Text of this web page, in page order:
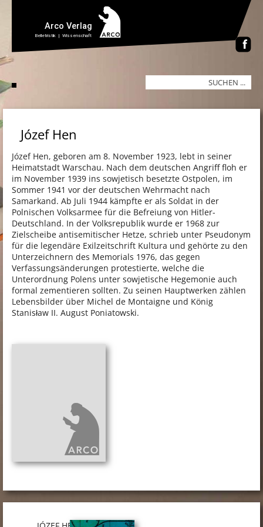
Józef Hen
Józef Hen, geboren am 8. November 1923, lebt in seiner
Heimatstadt Warschau. Nach dem deutschen Angriff floh er
im November 1939 ins sowjetisch besetzte Ostpolen, im
Sommer 1941 vor der deutschen Wehrmacht nach
Samarkand. Ab Juli 1944 kämpfte er als Soldat in der
Polnischen Volksarmee für die Befreiung von Hitler-
Deutschland. In der Volksrepublik wurde er 1968 zur
Zielscheibe antisemitischer Hetze, schrieb unter Pseudonym
für die legendäre Exilzeitschrift Kultura und gehörte zu den
Unterzeichnern des Memorials 1976, das gegen
Verfassungsänderungen protestierte, welche die
Unterordnung Polens unter sowjetische Hegemonie auch
formal zementieren sollten. Zu seinen Hauptwerken zählen
Lebensbilder über Michel de Montaigne und König
Stanisław II. August Poniatowski.